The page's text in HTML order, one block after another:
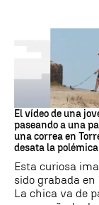
El vídeo de una
paseando a una
una correa en
desata la
Esta curiosa
sido grabada en
La chica va de